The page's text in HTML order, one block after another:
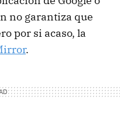
no garantiza que
por si acaso, la
.